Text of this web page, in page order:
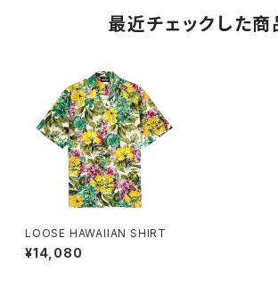
最近チェックした商
LOOSE HAWAIIAN SHIRT
¥14,080